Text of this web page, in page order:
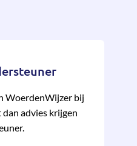
WoerdenWijzer bij
dan advies krijgen